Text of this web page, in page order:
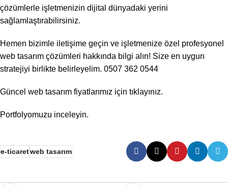
çözümlerle işletmenizin dijital dünyadaki yerini
sağlamlaştırabilirsiniz.
Hemen bizimle iletişime geçin ve işletmenize özel profesyonel
web tasarım çözümleri hakkında bilgi alın! Size en uygun
stratejiyi birlikte belirleyelim. 0507 362 0544
Güncel web tasarım fiyatlarımız için tıklayınız.
Portfolyomuzu inceleyin.
e-ticaretweb tasarım